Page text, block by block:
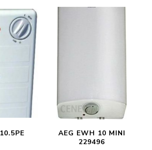
AEG EWH 10 MINI
229496